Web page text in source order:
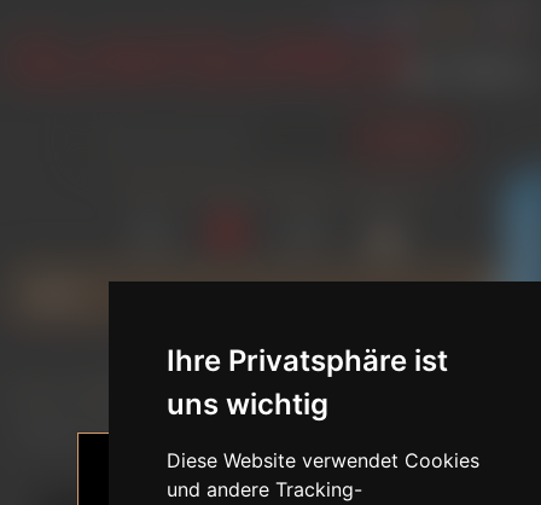
Ihre Privatsphäre ist
uns wichtig
Diese Website verwendet Cookies
und andere Tracking-
NORMON DOLL /
Brenda / 165 cm / C-Körbchen / TPE-Sexpuppe mit SilikonkopfGLAMOURICA CLUB RABATT